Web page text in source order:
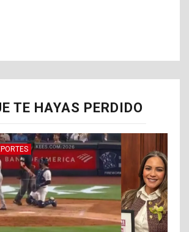
TE HAYAS PERDIDO